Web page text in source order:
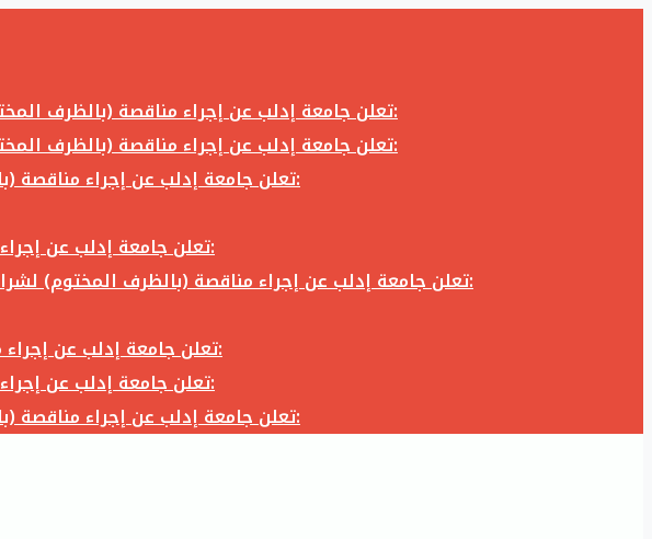
تعلن جامعة إدلب عن إجراء مناقصة (بالظرف المختوم) لشراء وتوريد كاميرا تصوير وعدسة كاميرا لزوم المكتب الإعلامي في جامعة إدلب وفق الآتي:
تعلن جامعة إدلب عن إجراء مناقصة (بالظرف المختوم) لشراء وتوريد كاميرا تصوير وعدسة كاميرا لزوم المكتب الإعلامي في جامعة إدلب وفق الآتي:
تعلن جامعة إدلب عن إجراء مناقصة (بالظرف المختوم) لأعمال تجهيز مخبر الدراسات العليا في كلية العلوم في جامعة ادلب وفق الآتي:
تعلن جامعة إدلب عن إجراء مناقصة (بالظرف المختوم) لشراء وتوريد أثاث مكاتب لزوم مكاتب وقاعات جامعة إدلب وفق الآتي:
تعلن جامعة إدلب عن إجراء مناقصة (بالظرف المختوم) لشراء وتوريد زجاجيات ومواد مخبرية لزوم مخابر جامعة إدلب وفق الكميات والمواصفات المحددة أدناه:
تعلن جامعة إدلب عن إجراء مناقصة (بالظرف المختوم) لأعمال بناء طابق في مبنى رئاسة الجامعة في جامعة ادلب وفق الآتي:
تعلن جامعة إدلب عن إجراء مناقصة (بالظرف المختوم) لشراء وتوريد أثاث مكاتب لزوم مكاتب وقاعات جامعة إدلب وفق الآتي:
تعلن جامعة إدلب عن إجراء مناقصة (بالظرف المختوم) لأعمال تجهيز مخبر الدراسات العليا في كلية العلوم في جامعة ادلب وفق الآتي: